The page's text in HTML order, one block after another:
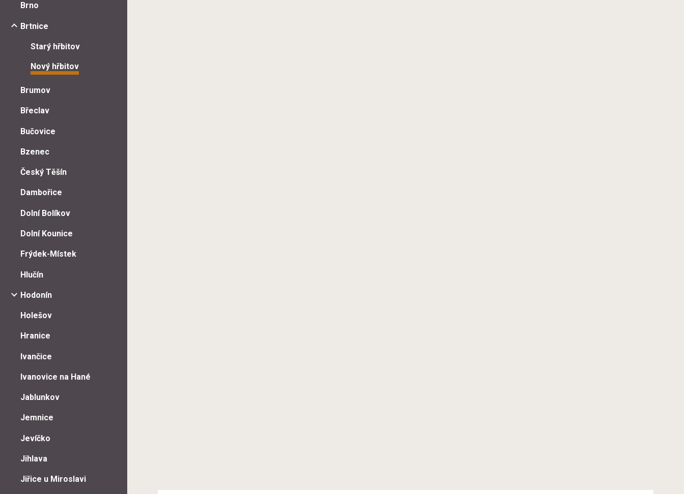
Brno
Brtnice
Starý hřbitov
Nový hřbitov
Brumov
Břeclav
Bučovice
Bzenec
Český Těšín
Dambořice
Dolní Bolíkov
Dolní Kounice
Frýdek-Místek
Hlučín
Hodonín
Holešov
Hranice
Ivančice
Ivanovice na Hané
Jablunkov
Jemnice
Jevíčko
Jihlava
Jiřice u Miroslavi